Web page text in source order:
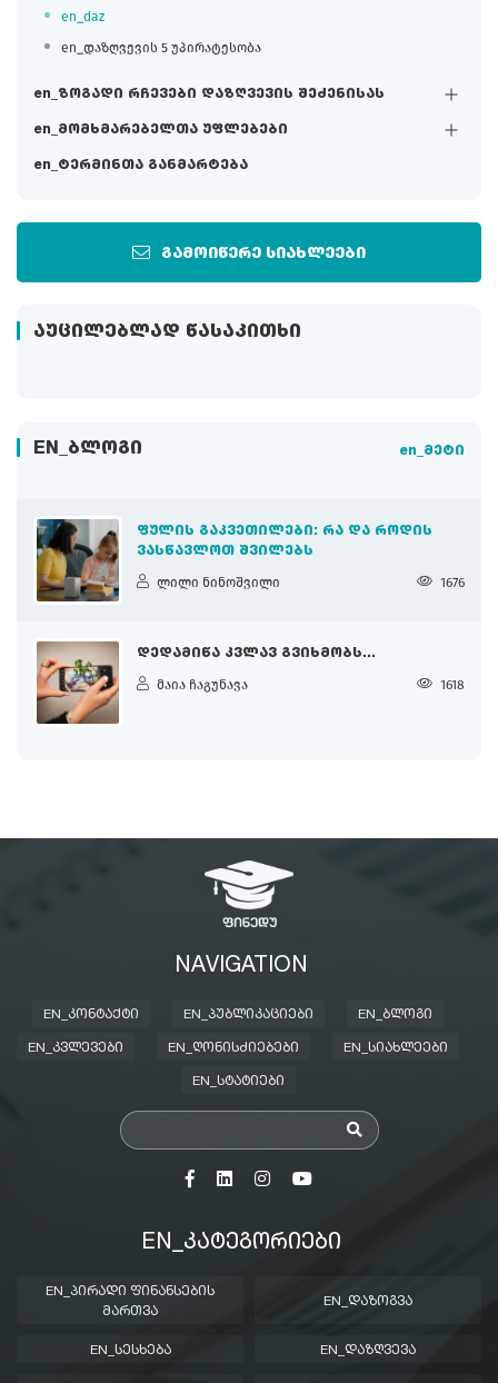
en_daz
en_დაზღვევის 5 უპირატესობა
en_ზოგადი რჩევები დაზღვევის შეძენისას
en_მომხმარებელთა უფლებები
en_ტერმინთა განმარტება
გამოიწერე სიახლეები
ᲐᲣᲪᲘᲚᲔᲑᲚᲐᲓ ᲬᲐᲡᲐᲙᲘᲗᲮᲘ
EN_ᲑᲚᲝᲒᲘ en_მეტი
ᲤᲣᲚᲘᲡ ᲒᲐᲙᲕᲔᲗᲘᲚᲔᲑᲘ: ᲠᲐ ᲓᲐ ᲠᲝᲓᲘᲡ
ᲕᲐᲡᲬᲐᲕᲚᲝᲗ ᲨᲕᲘᲚᲔᲑᲡ
ლილი ნინოშვილი 1676
ᲓᲔᲓᲐᲛᲘᲬᲐ ᲙᲕᲚᲐᲕ ᲒᲕᲘᲮᲛᲝᲑᲡ...
მაია ჩაგუნავა 1618
NAVIGATION
EN_ᲙᲝᲜᲢᲐᲥᲢᲘ EN_ᲞᲣᲑᲚᲘᲙᲐᲪᲘᲔᲑᲘ EN_ᲑᲚᲝᲒᲘ
EN_ᲙᲕᲚᲔᲕᲔᲑᲘ EN_ᲦᲝᲜᲘᲡᲫᲘᲔᲑᲔᲑᲘ EN_ᲡᲘᲐᲮᲚᲔᲔᲑᲘ
EN_ᲡᲢᲐᲢᲘᲔᲑᲘ
EN_ᲙᲐᲢᲔᲒᲝᲠᲘᲔᲑᲘ
EN_ᲞᲘᲠᲐᲓᲘ ᲤᲘᲜᲐᲜᲡᲔᲑᲘᲡ
ᲛᲐᲠᲗᲕᲐ
EN_ᲓᲐᲖᲝᲒᲕᲐ
EN_ᲡᲔᲡᲮᲔᲑᲐ EN_ᲓᲐᲖᲦᲕᲔᲕᲐ